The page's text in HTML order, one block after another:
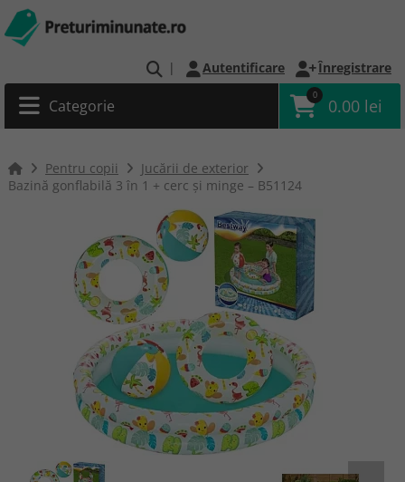
| Autentificare Înregistrare
Categorie
0
0.00 lei
Pentru copii
Jucării de exterior
Bazină gonflabilă 3 în 1 + cerc și minge – B51124